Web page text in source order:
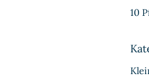
10